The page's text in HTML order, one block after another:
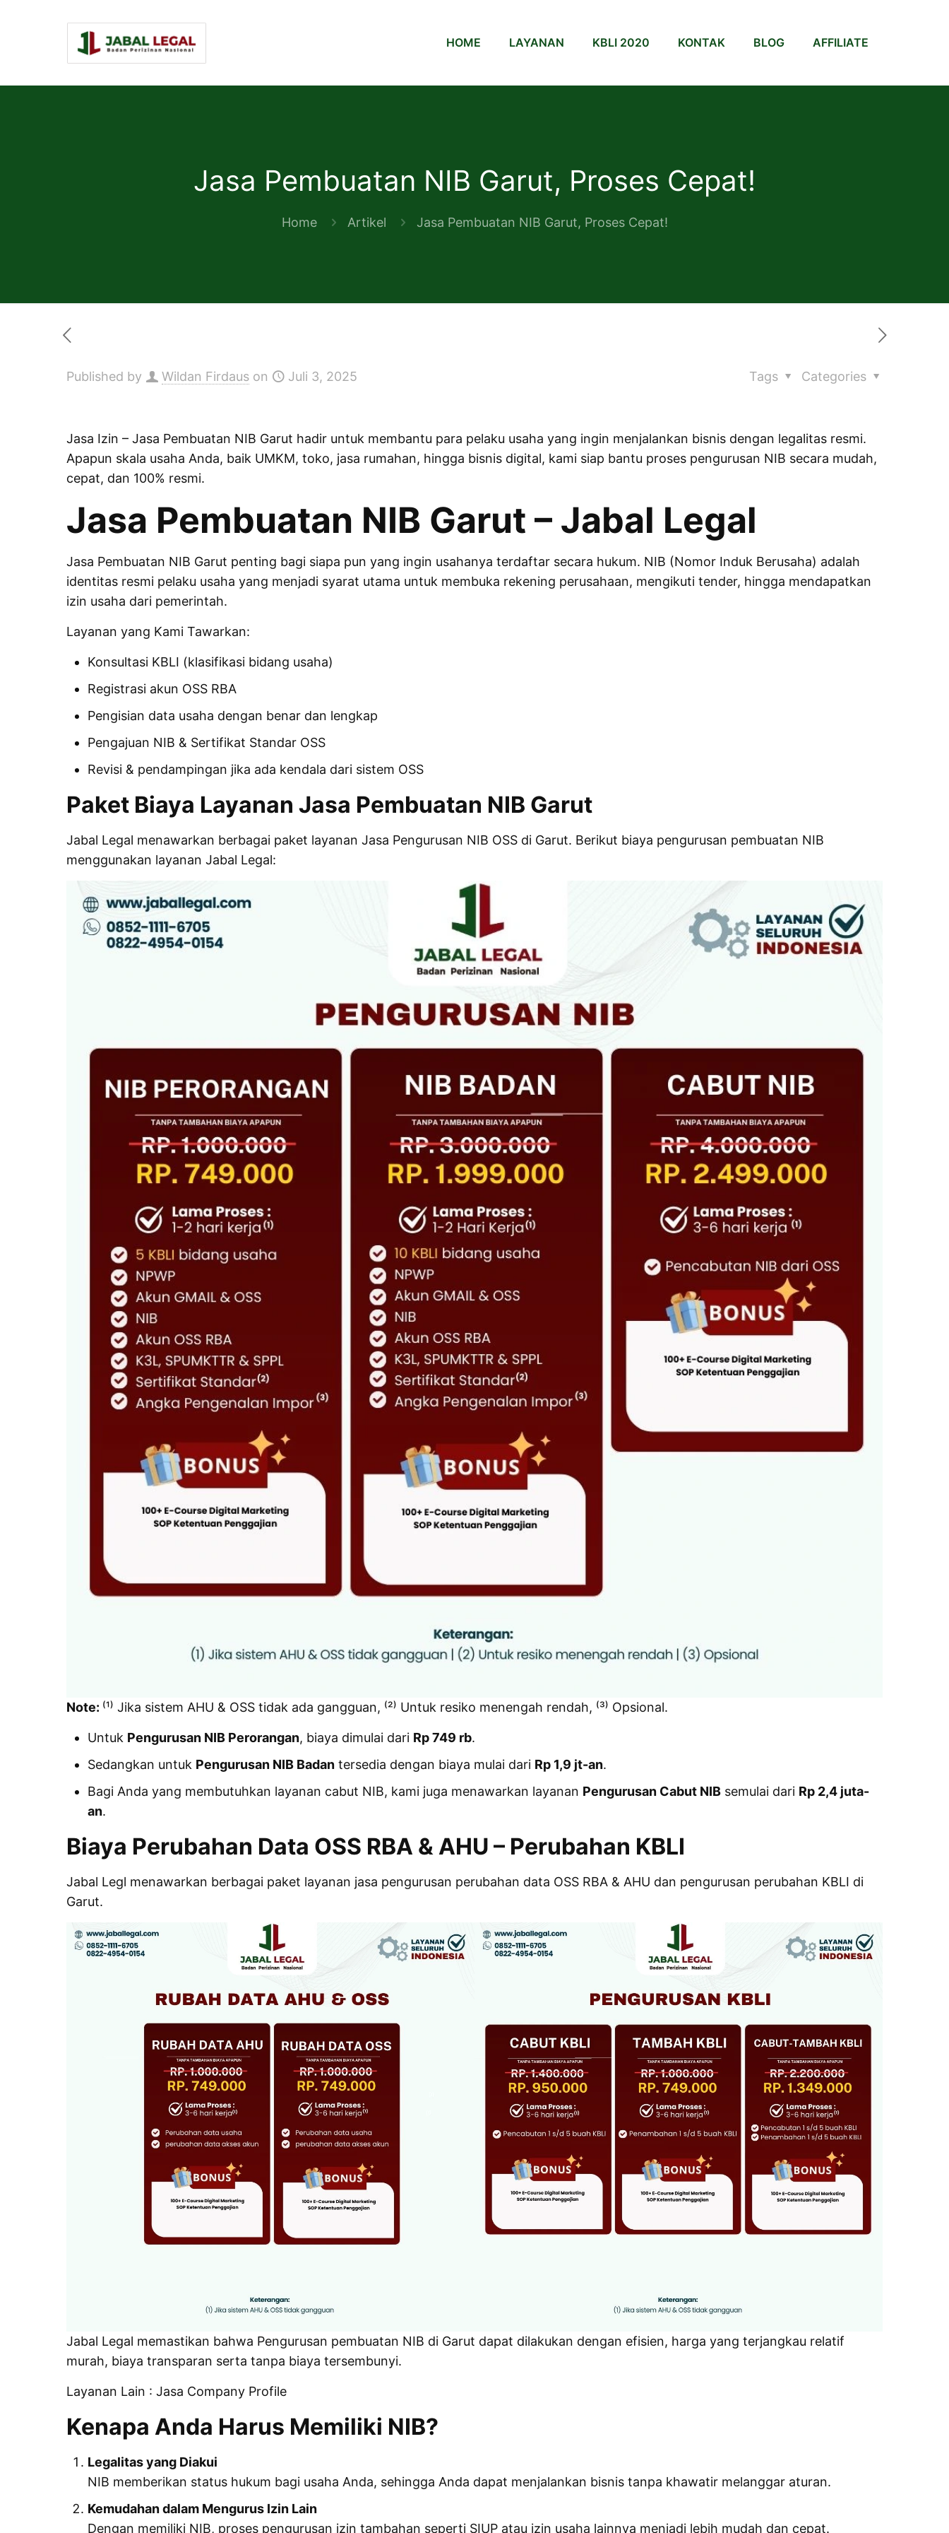
HOME LAYANAN KBLI 2020 KONTAK BLOG AFFILIATE
Jasa Pembuatan NIB Garut, Proses Cepat!
Home Artikel Jasa Pembuatan NIB Garut, Proses Cepat!
Published by Wildan Firdaus on Juli 3, 2025 Categories
Tags
Jasa Izin – Jasa Pembuatan NIB Garut hadir untuk membantu para pelaku usaha yang ingin menjalankan bisnis dengan legalitas resmi.
Apapun skala usaha Anda, baik UMKM, toko, jasa rumahan, hingga bisnis digital, kami siap bantu proses pengurusan NIB secara mudah,
cepat, dan 100% resmi.
Jasa Pembuatan NIB Garut – Jabal Legal
Jasa Pembuatan NIB Garut penting bagi siapa pun yang ingin usahanya terdaftar secara hukum. NIB (Nomor Induk Berusaha) adalah
identitas resmi pelaku usaha yang menjadi syarat utama untuk membuka rekening perusahaan, mengikuti tender, hingga mendapatkan
izin usaha dari pemerintah.
Layanan yang Kami Tawarkan:
Konsultasi KBLI (klasifikasi bidang usaha)
Registrasi akun OSS RBA
Pengisian data usaha dengan benar dan lengkap
Pengajuan NIB & Sertifikat Standar OSS
Revisi & pendampingan jika ada kendala dari sistem OSS
Paket Biaya Layanan Jasa Pembuatan NIB Garut
Jabal Legal menawarkan berbagai paket layanan Jasa Pengurusan NIB OSS di Garut. Berikut biaya pengurusan pembuatan NIB
menggunakan layanan Jabal Legal:
Note: ⁽¹⁾ Jika sistem AHU & OSS tidak ada gangguan, ⁽²⁾ Untuk resiko menengah rendah, ⁽³⁾ Opsional.
Untuk Pengurusan NIB Perorangan, biaya dimulai dari Rp 749 rb.
Sedangkan untuk Pengurusan NIB Badantersedia dengan biaya mulai dari Rp 1,9 jt-an.
Bagi Anda yang membutuhkan layanan cabut NIB, kami juga menawarkan layanan Pengurusan Cabut NIBsemulai dari Rp 2,4 juta-
an.
Biaya Perubahan Data OSS RBA & AHU – Perubahan KBLI
Jabal Legl menawarkan berbagai paket layanan jasa pengurusan perubahan data OSS RBA & AHU dan pengurusan perubahan KBLI di
Garut.
Jabal Legal memastikan bahwa Pengurusan pembuatan NIB di Garut dapat dilakukan dengan efisien, harga yang terjangkau relatif
murah, biaya transparan serta tanpa biaya tersembunyi.
Layanan Lain : Jasa Company Profile
Kenapa Anda Harus Memiliki NIB?
Legalitas yang Diakui
NIB memberikan status hukum bagi usaha Anda, sehingga Anda dapat menjalankan bisnis tanpa khawatir melanggar aturan.
Kemudahan dalam Mengurus Izin Lain
Dengan memiliki NIB, proses pengurusan izin tambahan seperti SIUP atau izin usaha lainnya menjadi lebih mudah dan cepat.